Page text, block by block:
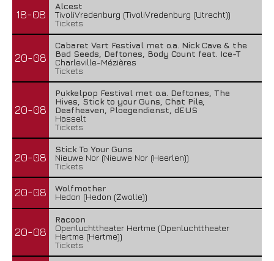
18-08
Alcest
TivoliVredenburg (TivoliVredenburg (Utrecht))
Tickets
20-08
Cabaret Vert Festival met o.a. Nick Cave & the
Bad Seeds, Deftones, Body Count feat. Ice-T
Charleville-Mézières
Tickets
20-08
Pukkelpop Festival met o.a. Deftones, The
Hives, Stick to your Guns, Chat Pile,
Deafheaven, Ploegendienst, dEUS
Hasselt
Tickets
20-08
Stick To Your Guns
Nieuwe Nor (Nieuwe Nor (Heerlen))
Tickets
20-08
Wolfmother
Hedon (Hedon (Zwolle))
20-08
Racoon
Openluchttheater Hertme (Openluchttheater
Hertme (Hertme))
Tickets